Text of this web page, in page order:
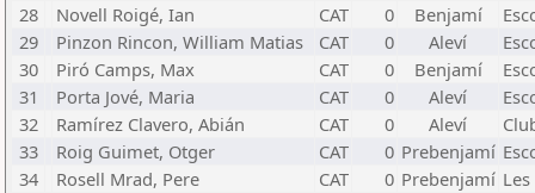
28
Novell Roigé, Ian CAT 0 Benjamí
29
Pinzon Rincon, William Matias CAT 0 Aleví
30
Piró Camps, Max CAT 0 Benjamí
31
Porta Jové, Maria CAT 0 Aleví
32
Ramírez Clavero, Abián CAT 0 Aleví
33
Roig Guimet, Otger CAT 0 Prebenjamí
34
Rosell Mrad, Pere CAT 0 Prebenjamí